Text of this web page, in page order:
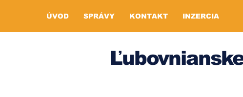
ÚVOD SPRÁVY KONTAKT INZERCIA